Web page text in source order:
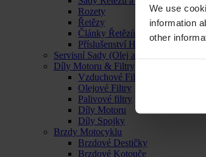
We use
information
other
Rozety
Řetězy
Články Řetězů
Příslušenství Hnacího Ústrojí
Servisní Sady (Olej a Filtr)
Díly Motoru & Filtry
Vzduchové Filtry
Olejové Filtry
Palivové filtry
Díly Motoru
Díly Spojky
Brzdy Motocyklu
Brzdové Destičky
Brzdové Kotouče